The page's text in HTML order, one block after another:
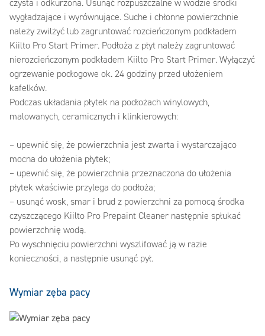
czysta i odkurzona. Usunąć rozpuszczalne w wodzie środki
wygładzające i wyrównujące. Suche i chłonne powierzchnie
należy zwilżyć lub zagruntować rozcieńczonym podkładem
Kiilto Pro Start Primer. Podłoża z płyt należy zagruntować
nierozcieńczonym podkładem Kiilto Pro Start Primer. Wyłączyć
ogrzewanie podłogowe ok. 24 godziny przed ułożeniem
kafelków.
Podczas układania płytek na podłożach winylowych,
malowanych, ceramicznych i klinkierowych:
– upewnić się, że powierzchnia jest zwarta i wystarczająco
mocna do ułożenia płytek;
– upewnić się, że powierzchnia przeznaczona do ułożenia
płytek właściwie przylega do podłoża;
– usunąć wosk, smar i brud z powierzchni za pomocą środka
czyszczącego Kiilto Pro Prepaint Cleaner następnie spłukać
powierzchnię wodą.
Po wyschnięciu powierzchni wyszlifować ją w razie
konieczności, a następnie usunąć pył.
Wymiar zęba pacy